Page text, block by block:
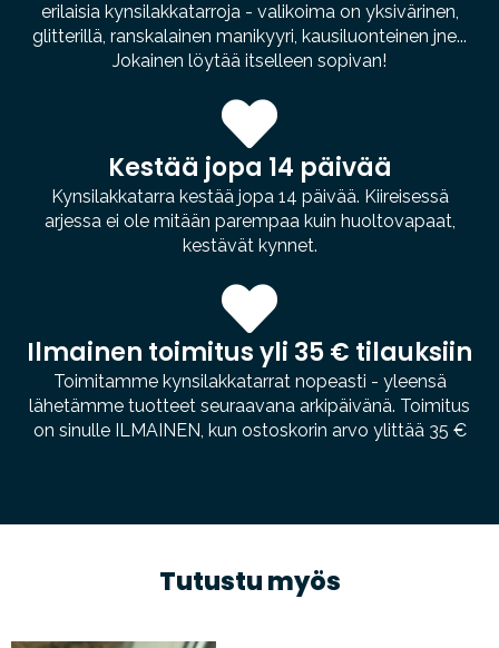
erilaisia kynsilakkatarroja - valikoima on yksivärinen,
glitterillä, ranskalainen manikyyri, kausiluonteinen jne...
Jokainen löytää itselleen sopivan!
Kestää jopa 14 päivää
Kynsilakkatarra kestää jopa 14 päivää. Kiireisessä
arjessa ei ole mitään parempaa kuin huoltovapaat,
kestävät kynnet.
Ilmainen toimitus yli 35 € tilauksiin
Toimitamme kynsilakkatarrat nopeasti - yleensä
lähetämme tuotteet seuraavana arkipäivänä. Toimitus
on sinulle ILMAINEN, kun ostoskorin arvo ylittää 35 €
Tutustu myös